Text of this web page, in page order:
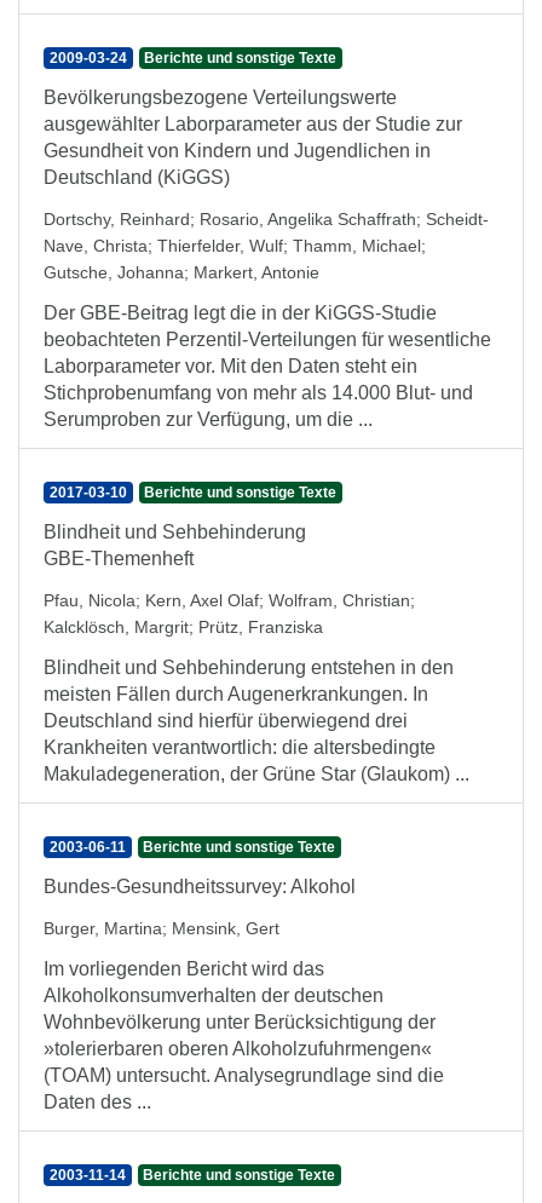
2009-03-24 Berichte und sonstige Texte
Bevölkerungsbezogene Verteilungswerte
ausgewählter Laborparameter aus der Studie zur
Gesundheit von Kindern und Jugendlichen in
Deutschland (KiGGS)
Dortschy, Reinhard; Rosario, Angelika Schaffrath; Scheidt-
Nave, Christa; Thierfelder, Wulf; Thamm, Michael;
Gutsche, Johanna; Markert, Antonie
Der GBE-Beitrag legt die in der KiGGS-Studie
beobachteten Perzentil-Verteilungen für wesentliche
Laborparameter vor. Mit den Daten steht ein
Stichprobenumfang von mehr als 14.000 Blut- und
Serumproben zur Verfügung, um die ...
2017-03-10 Berichte und sonstige Texte
Blindheit und Sehbehinderung
GBE-Themenheft
Pfau, Nicola; Kern, Axel Olaf; Wolfram, Christian;
Kalcklösch, Margrit; Prütz, Franziska
Blindheit und Sehbehinderung entstehen in den
meisten Fällen durch Augenerkrankungen. In
Deutschland sind hierfür überwiegend drei
Krankheiten verantwortlich: die altersbedingte
Makuladegeneration, der Grüne Star (Glaukom) ...
2003-06-11 Berichte und sonstige Texte
Bundes-Gesundheitssurvey: Alkohol
Burger, Martina; Mensink, Gert
Im vorliegenden Bericht wird das
Alkoholkonsumverhalten der deutschen
Wohnbevölkerung unter Berücksichtigung der
»tolerierbaren oberen Alkoholzufuhrmengen«
(TOAM) untersucht. Analysegrundlage sind die
Daten des ...
2003-11-14 Berichte und sonstige Texte